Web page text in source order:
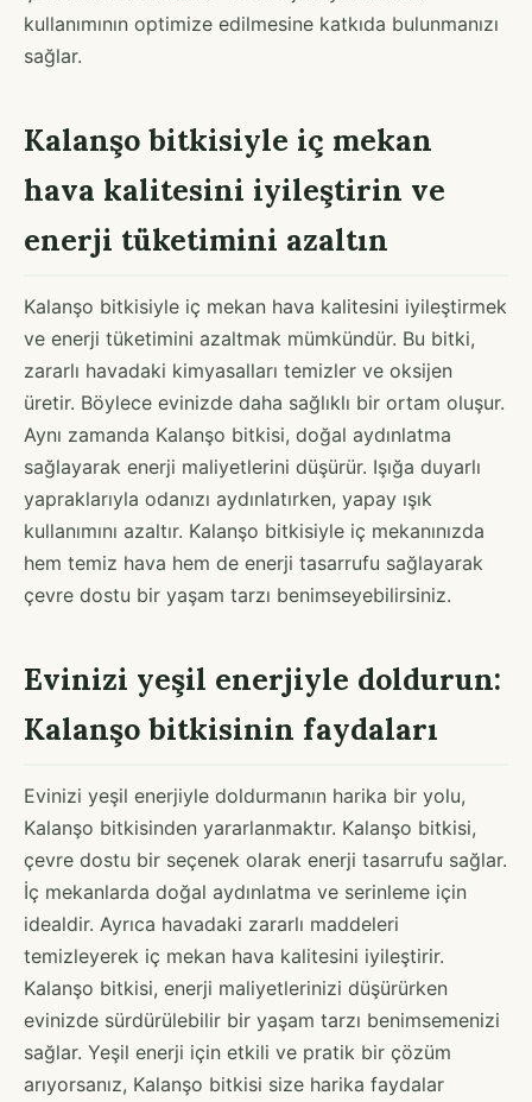
kullanımının optimize edilmesine katkıda bulunmanızı
sağlar.
Kalanşo bitkisiyle iç mekan
hava kalitesini iyileştirin ve
enerji tüketimini azaltın
Kalanşo bitkisiyle iç mekan hava kalitesini iyileştirmek
ve enerji tüketimini azaltmak mümkündür. Bu bitki,
zararlı havadaki kimyasalları temizler ve oksijen
üretir. Böylece evinizde daha sağlıklı bir ortam oluşur.
Aynı zamanda Kalanşo bitkisi, doğal aydınlatma
sağlayarak enerji maliyetlerini düşürür. Işığa duyarlı
yapraklarıyla odanızı aydınlatırken, yapay ışık
kullanımını azaltır. Kalanşo bitkisiyle iç mekanınızda
hem temiz hava hem de enerji tasarrufu sağlayarak
çevre dostu bir yaşam tarzı benimseyebilirsiniz.
Evinizi yeşil enerjiyle doldurun:
Kalanşo bitkisinin faydaları
Evinizi yeşil enerjiyle doldurmanın harika bir yolu,
Kalanşo bitkisinden yararlanmaktır. Kalanşo bitkisi,
çevre dostu bir seçenek olarak enerji tasarrufu sağlar.
İç mekanlarda doğal aydınlatma ve serinleme için
idealdir. Ayrıca havadaki zararlı maddeleri
temizleyerek iç mekan hava kalitesini iyileştirir.
Kalanşo bitkisi, enerji maliyetlerinizi düşürürken
evinizde sürdürülebilir bir yaşam tarzı benimsemenizi
sağlar. Yeşil enerji için etkili ve pratik bir çözüm
arıyorsanız, Kalanşo bitkisi size harika faydalar